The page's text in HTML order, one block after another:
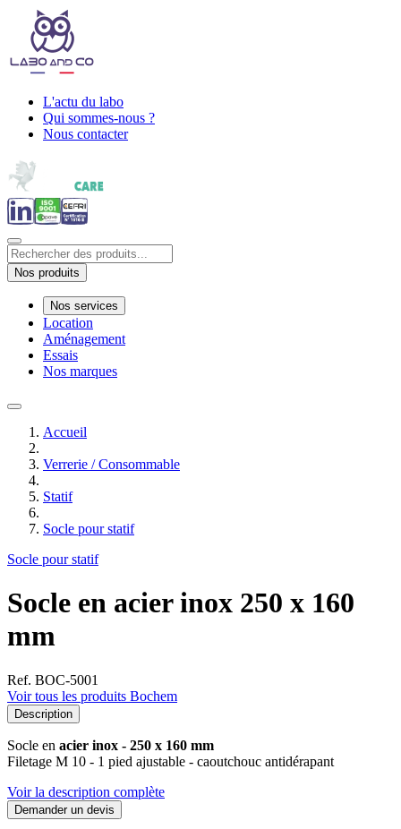
L'actu du labo
Qui sommes-nous ?
Nous contacter
Nos produits
Nos services
Location
Aménagement
Essais
Nos marques
Accueil
Verrerie / Consommable
Statif
Socle pour statif
Socle pour statif
Socle en acier inox 250 x 160
mm
Ref. BOC-5001
Voir tous les produits Bochem
Description
Socle en acier inox - 250 x 160 mm
Filetage M 10 - 1 pied ajustable - caoutchouc antidérapant
Voir la description complète
Demander un devis